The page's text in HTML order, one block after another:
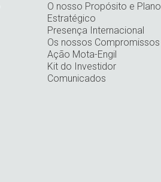
O nosso Propósito e Plano
Estratégico
Presença Internacional
Os nossos Compromissos
Ação Mota-Engil
Kit do Investidor
Comunicados